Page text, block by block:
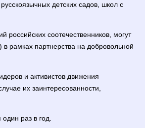
детских садов, школ с
соотечественников, могут
в рамках партнерства на добровольной
и активистов движения
их заинтересованности,
раз в год.